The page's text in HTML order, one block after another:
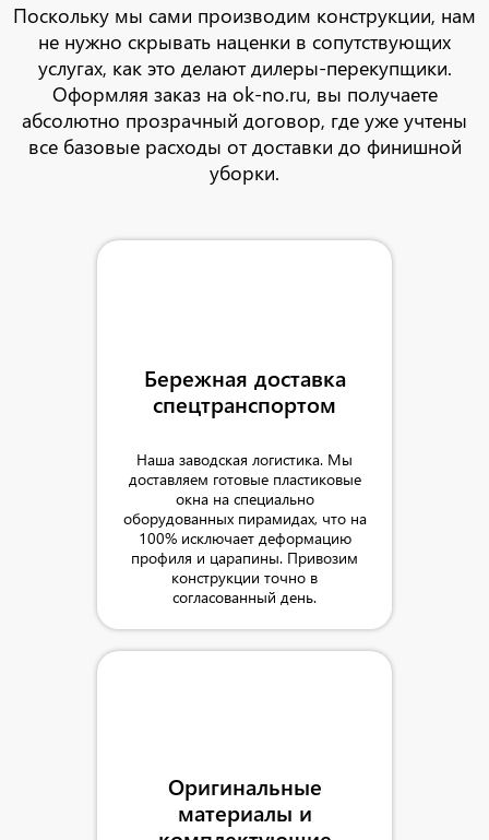
Поскольку мы сами производим конструкции, нам
не нужно скрывать наценки в сопутствующих
услугах, как это делают дилеры-перекупщики.
Оформляя заказ на ok-no.ru, вы получаете
абсолютно прозрачный договор, где уже учтены
все базовые расходы от доставки до финишной
уборки.
Бережная доставка
спецтранспортом
Наша заводская логистика. Мы
доставляем готовые пластиковые
окна на специально
оборудованных пирамидах, что на
100% исключает деформацию
профиля и царапины. Привозим
конструкции точно в
согласованный день.
Оригинальные
материалы и